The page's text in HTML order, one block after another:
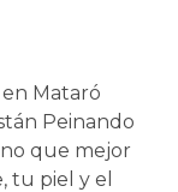
Mataró
Peinando
que mejor
tu piel y el